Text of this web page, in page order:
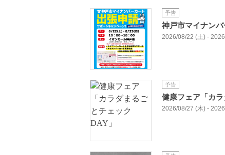
予告
神戸市マイナン
2026/08/22 (土) -
予告
健康フェア「カラ
2026/08/27 (木) -